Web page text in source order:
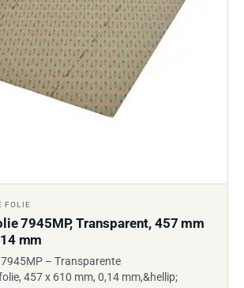
FOLIE
7945MP, Transparent, 457 mm
mm
– Transparente
457 x 610 mm, 0,14 mm,&hellip;